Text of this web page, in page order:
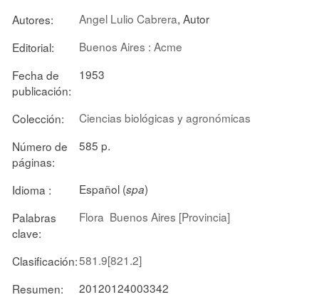
Autores: Angel Lulio Cabrera, Autor
Editorial:
Buenos Aires : Acme
Fecha de
publicación:
1953
Colección:
Ciencias biológicas y agronómicas
Número de
páginas:
585 p.
Idioma : Español (spa)
Palabras
clave:
Flora Buenos Aires [Provincia]
Clasificación:581.9[821.2]
Resumen:
20120124003342